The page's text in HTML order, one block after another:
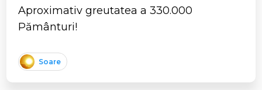
Aproximativ greutatea a 330.000
Pământuri!
Soare